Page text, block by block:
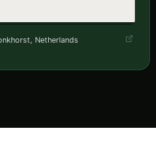
Netherlands